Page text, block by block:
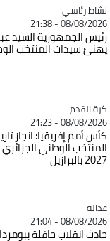
Catégorie
نشاط رئاسي
08/08/2026 - 21:38
رئيس الجمهورية السيد عبد
يهنئ سيدات المنتخب
Catégorie
كرة القدم
08/08/2026 - 21:23
كأس أمم إفريقيا: انجاز
المنتخب الوطني الجزائري
2027 بالبرازيل
Catégorie
عدالة
08/08/2026 - 21:04
حادث انقلاب حافلة